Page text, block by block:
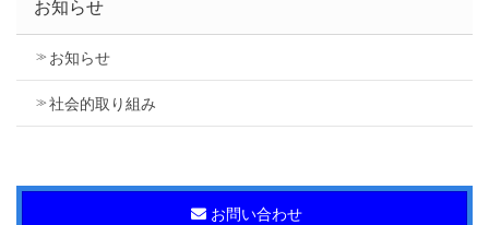
お知らせ
お知らせ
社会的取り組み
お問い合わせ